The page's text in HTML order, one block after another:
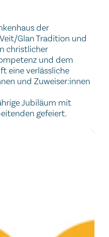
der
Glan Tradition und
christlicher
und dem
eine verlässliche
und Zuweiser:innen
Jubiläum mit
gefeiert.